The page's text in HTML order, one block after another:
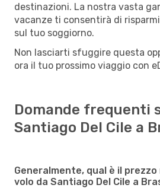
destinazioni. La nostra vasta
vacanze ti consentirà di
sul tuo soggiorno.
Non lasciarti sfuggire questa
ora il tuo prossimo viaggio con
Domande frequenti
Santiago Del Cile a
Generalmente, qual è il prezzo
volo da Santiago Del Cile a